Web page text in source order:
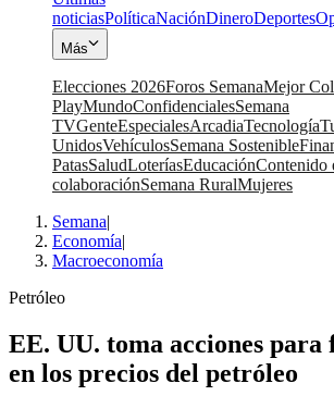
noticiasPolíticaNaciónDineroDeportes
Más
Elecciones 2026Foros SemanaMejor
PlayMundoConfidencialesSemana
TVGenteEspecialesArcadiaTecnología
UnidosVehículosSemana Sostenible
PatasSaludLoteríasEducaciónContenido
colaboraciónSemana RuralMujeres
Semana|
Economía|
Macroeconomía
Petróleo
EE. UU. toma acciones para
en los precios del petróleo